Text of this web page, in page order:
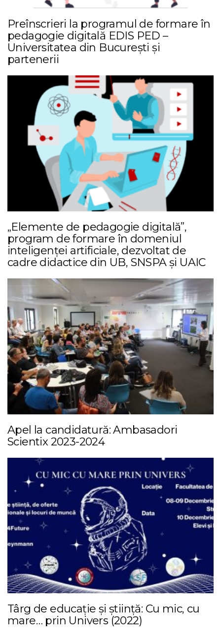
Preînscrieri la programul de formare în
pedagogie digitală EDIS PED –
Universitatea din București și
partenerii
„Elemente de pedagogie digitală”,
program de formare în domeniul
inteligenței artificiale, dezvoltat de
cadre didactice din UB, SNSPA și UAIC
Apel la candidatură: Ambasadori
Scientix 2023-2024
Târg de educație și știință: Cu mic, cu
mare… prin Univers (2022)